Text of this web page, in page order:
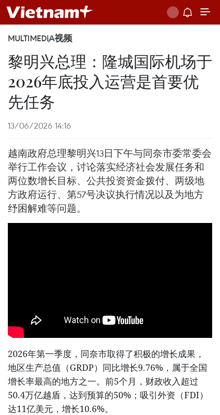
MULTIMEDIA视频
黎明兴总理：隆城国际机场于
2026年底投入运营是首要优
先任务
13/06/2026 14:16
越南政府总理黎明兴13日下午与同奈市委常委会
举行工作会议，讨论落实经济社会发展任务和
两位数增长目标、公共投资资金拨付、两级地
方政府运行、第57号决议执行情况以及为地方
纾困解难等问题。
2026年第一季度，同奈市取得了积极的增长成果，
地区生产总值（GRDP）同比增长9.76%，属于全国
增长率最高的地方之一。前5个月，财政收入超过
50.4万亿越盾，达到预算的50%；吸引外资（FDI）
达11亿美元，增长10.6%。